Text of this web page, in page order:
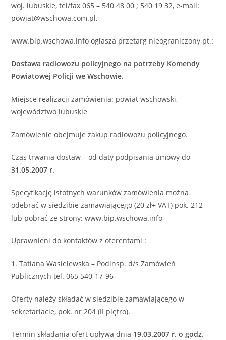
woj. lubuskie, tel/fax 065 – 540 48 00 ; 540 19 32, e-mail:
powiat@wschowa.com.pl,
www.bip.wschowa.info ogłasza przetarg nieograniczony pt.:
Dostawa radiowozu policyjnego na potrzeby Komendy
Powiatowej Policji we Wschowie.
Miejsce realizacji zamówienia: powiat wschowski,
województwo lubuskie
Zamówienie obejmuje zakup radiowozu policyjnego.
Czas trwania dostaw – od daty podpisania umowy do
31.05.2007 r.
Specyfikację istotnych warunków zamówienia można
odebrać w siedzibie zamawiającego (20 zł+ VAT) pok. 212
lub pobrać ze strony: www.bip.wschowa.info
Uprawnieni do kontaktów z oferentami :
1. Tatiana Wasielewska – Podinsp. d/s Zamówień
Publicznych tel. 065 540-17-96
Oferty należy składać w siedzibie zamawiającego w
sekretariacie, pok. nr 204 (II piętro).
Termin składania ofert upływa dnia 19.03.2007 r. o godz.